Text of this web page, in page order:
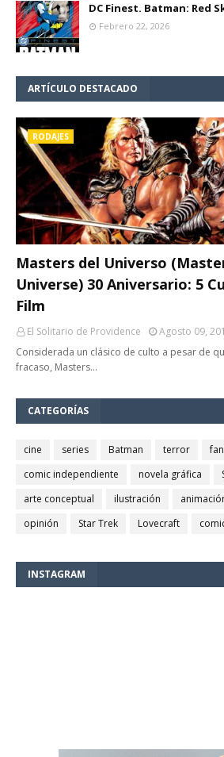
DC Finest. Batman: Red
Febrero 22, 2026
ARTÍCULO DESTACADO
RODAJES
Masters del Universo
Universe) 30 Aniversario: 5
Film
El Solitario de Providence
Agosto 09,
Considerada un clásico de culto a pesar de
fracaso, Masters…
CATEGORÍAS
cine series Batman terror
comic independiente
novela gráfica
arte conceptual
ilustración
opinión
Star Trek Lovecraft
INSTAGRAM